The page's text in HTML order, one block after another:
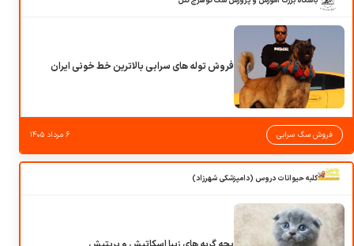
فروش توله های سرابی بالاترین خط خونی ایران
فروش سگ سرابی ۶ مرداد ۱۴۰۵
کلبه حیوانات دروس (دامپزشکی شهرزاد)